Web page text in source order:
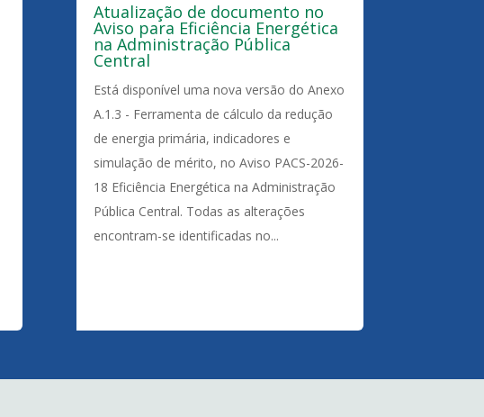
Atualização de documento no
Aviso para Eficiência Energética
na Administração Pública
Central
Está disponível uma nova versão do Anexo
A.1.3 - Ferramenta de cálculo da redução
de energia primária, indicadores e
simulação de mérito, no Aviso PACS-2026-
18 Eficiência Energética na Administração
Pública Central. Todas as alterações
encontram-se identificadas no...